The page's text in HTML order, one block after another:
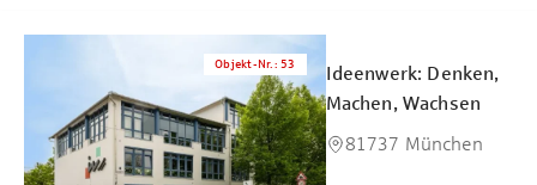
Objekt-Nr. : 53
Ideenwerk: Denken,
Machen, Wachsen
81737 München